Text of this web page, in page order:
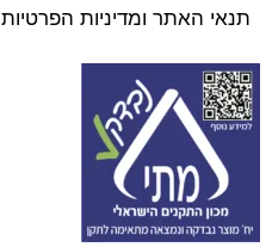
תנאי האתר ומדיניות הפרטיות